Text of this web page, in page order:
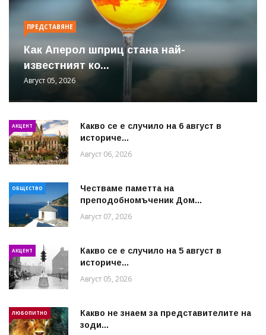
ПРЕДСТАВЯНЕ
Как Аперол шприц стана най-
известният ко...
Август 05, 2026
АКЦЕНТ
Какво се е случило на 6 август в
историче...
Август 06, 2026
ОБЩЕСТВО
Честваме паметта на
преподобномъченик Дом...
Август 07, 2026
АКЦЕНТ
Какво се е случило на 5 август в
историче...
Август 05, 2026
ЛЮБОПИТНО
Какво не знаем за представителите на
зоди...